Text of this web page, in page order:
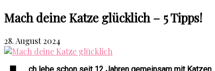
Mach deine Katze glücklich – 5 Tipps!
28. August 2024
ch lebe schon seit 12 Jahren gemeinsam mit Katzen.